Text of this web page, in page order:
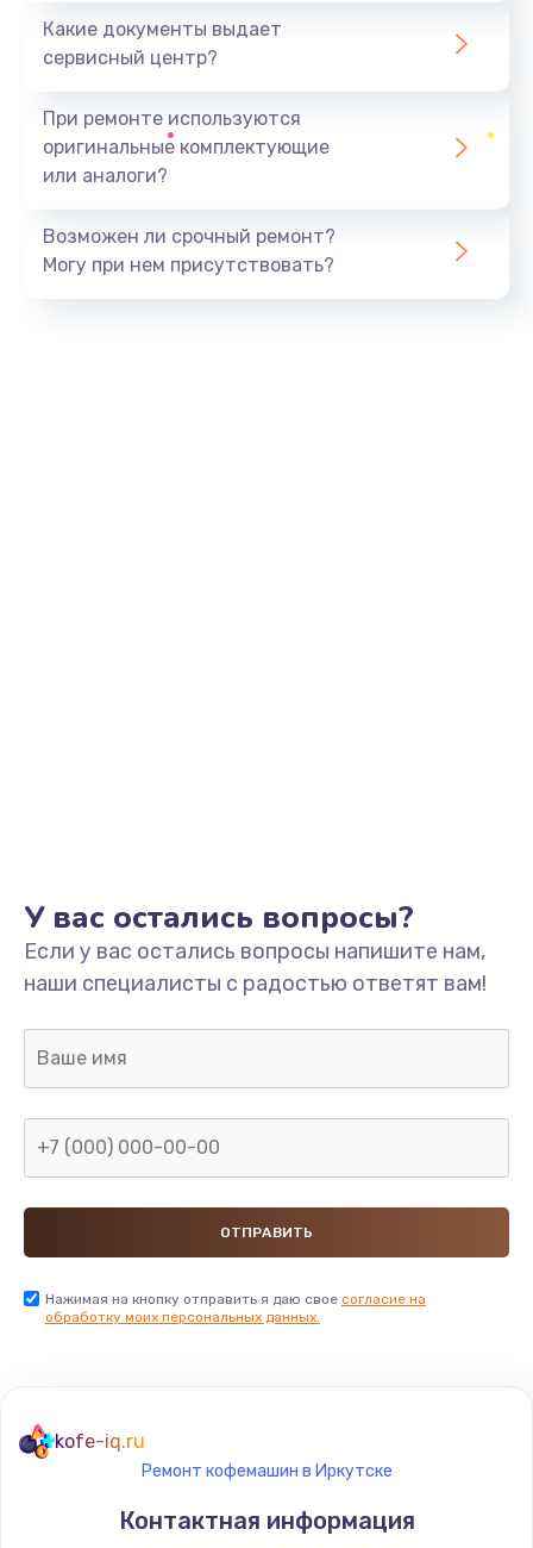
Какие документы выдает
сервисный центр?
При ремонте используются
оригинальные комплектующие
или аналоги?
Возможен ли срочный ремонт?
Могу при нем присутствовать?
У вас остались вопросы?
Если у вас остались вопросы напишите нам,
наши специалисты с радостью ответят вам!
Нажимая на кнопку отправить я даю свое согласие на
обработку моих персональных данных.
kofe-iq.ru
Ремонт кофемашин в Иркутске
Контактная информация